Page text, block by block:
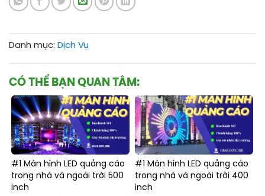
Danh mục: Dịch Vụ
CÓ THỂ BẠN QUAN TÂM:
#1 Màn hình LED quảng cáo
trong nhà và ngoài trời 500
inch
#1 Màn hình LED quảng cáo
trong nhà và ngoài trời 400
inch